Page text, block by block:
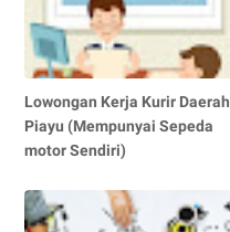
Lowongan Kerja Kurir Daerah
Piayu (Mempunyai Sepeda
motor Sendiri)